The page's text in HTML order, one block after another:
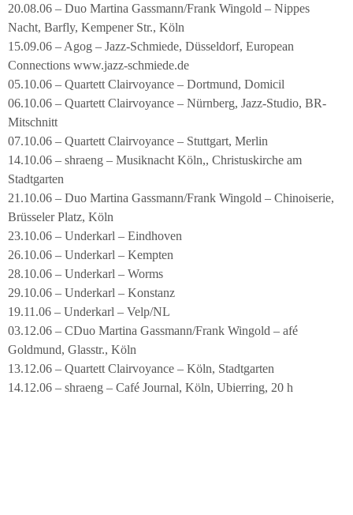
20.08.06 – Duo Martina Gassmann/Frank Wingold – Nippes
Nacht, Barfly, Kempener Str., Köln
15.09.06 – Agog – Jazz-Schmiede, Düsseldorf, European
Connections www.jazz-schmiede.de
05.10.06 – Quartett Clairvoyance – Dortmund, Domicil
06.10.06 – Quartett Clairvoyance – Nürnberg, Jazz-Studio, BR-
Mitschnitt
07.10.06 – Quartett Clairvoyance – Stuttgart, Merlin
14.10.06 – shraeng – Musiknacht Köln,, Christuskirche am
Stadtgarten
21.10.06 – Duo Martina Gassmann/Frank Wingold – Chinoiserie,
Brüsseler Platz, Köln
23.10.06 – Underkarl – Eindhoven
26.10.06 – Underkarl – Kempten
28.10.06 – Underkarl – Worms
29.10.06 – Underkarl – Konstanz
19.11.06 – Underkarl – Velp/NL
03.12.06 – CDuo Martina Gassmann/Frank Wingold – afé
Goldmund, Glasstr., Köln
13.12.06 – Quartett Clairvoyance – Köln, Stadtgarten
14.12.06 – shraeng – Café Journal, Köln, Ubierring, 20 h